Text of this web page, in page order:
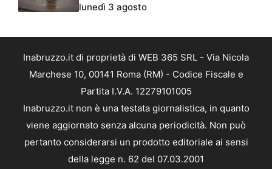
lunedì 3 agosto
Inabruzzo.it di proprietà di WEB 365 SRL - Via Nicola
Marchese 10, 00141 Roma (RM) - Codice Fiscale e
Partita I.V.A. 12279101005
Inabruzzo.it non è una testata giornalistica, in quanto
viene aggiornato senza alcuna periodicità. Non può
pertanto considerarsi un prodotto editoriale ai sensi
della legge n. 62 del 07.03.2001